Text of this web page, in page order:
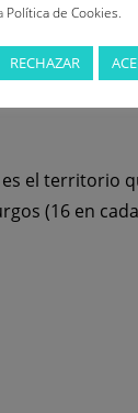
de 130
de
el territorio
(16 en
Política de Cookies.
RECHAZAR